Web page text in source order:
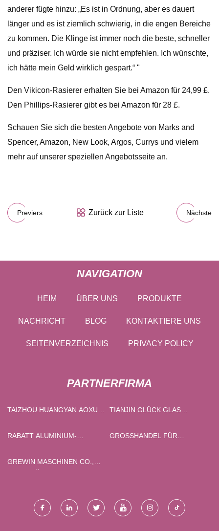
anderer fügte hinzu: „Es ist in Ordnung, aber es dauert
länger und es ist ziemlich schwierig, in die engen Bereiche
zu kommen. Die Klinge ist immer noch die beste, schneller
und präziser. Ich würde sie nicht empfehlen. Ich wünschte,
ich hätte mein Geld wirklich gespart.“ "
Den Vikicon-Rasierer erhalten Sie bei Amazon für 24,99 £.
Den Phillips-Rasierer gibt es bei Amazon für 28 £.
Schauen Sie sich die besten Angebote von Marks and
Spencer, Amazon, New Look, Argos, Currys und vielem
mehr auf unserer speziellen Angebotsseite an.
Previers Zurück zur Liste Nächste
NAVIGATION
HEIM ÜBER UNS PRODUKTE
NACHRICHT BLOG KONTAKTIERE UNS
SEITENVERZEICHNIS PRIVACY POLICY
PARTNERFIRMA
TAIZHOU HUANGYAN AOXU
CO., LTD.
TIANJIN GLÜCK GLAS
RABATT ALUMINIUM-
GROSSHANDEL FÜR A
GREWIN MASCHINEN CO.,